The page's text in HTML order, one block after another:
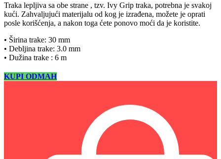
Traka lepljiva sa obe strane , tzv. Ivy Grip traka, potrebna je svakoj
kući. Zahvaljujući materijalu od kog je izrađena, možete je oprati
posle korišćenja, a nakon toga ćete ponovo moći da je koristite.
• Širina trake: 30 mm
• Debljina trake: 3.0 mm
• Dužina trake : 6 m
KUPI ODMAH